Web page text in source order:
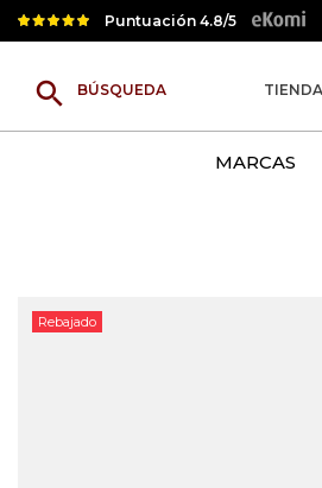
Puntuación 4.8/5
search
MARCAS
Rebajado